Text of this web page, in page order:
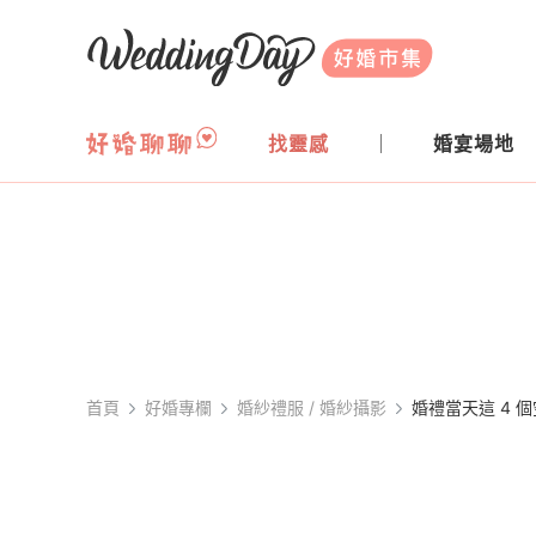
WeddingDay 好婚市集
找靈感 婚宴場地
首頁 好婚專欄 婚紗禮服 / 婚紗攝影 婚禮當天這 4